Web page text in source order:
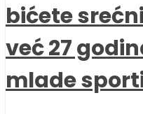
bićete
već 27
mlade